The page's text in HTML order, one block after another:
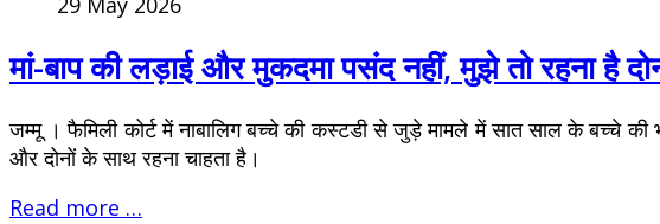
मां-बाप की लड़ाई और मुकदमा पसंद नहीं, मुझे तो रहना है
जम्मू । फैमिली कोर्ट में नाबालिग बच्चे की कस्टडी से जुड़े मामले में सात साल के बच्चे
और दोनों के साथ रहना चाहता है।
Read more …